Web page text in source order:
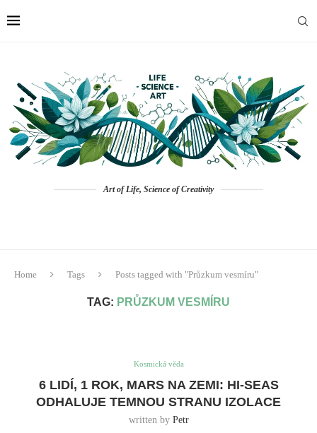
Art of Life, Science of Creativity
Home Tags Posts tagged with "Průzkum vesmíru"
TAG: PRŮZKUM VESMÍRU
Kosmická věda
6 LIDÍ, 1 ROK, MARS NA ZEMI: HI-SEAS
ODHALUJE TEMNOU STRANU IZOLACE
written by Petr